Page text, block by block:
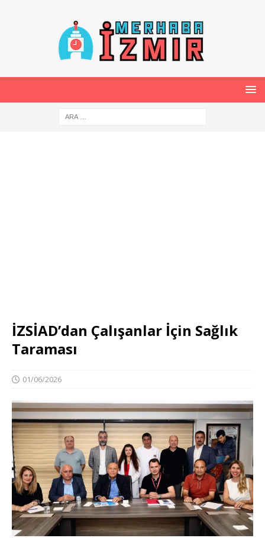
İZSİAD’dan Çalışanlar İçin Sağlık
Taraması
01/06/2026